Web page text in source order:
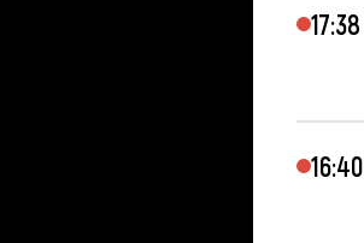
17:38
16:40